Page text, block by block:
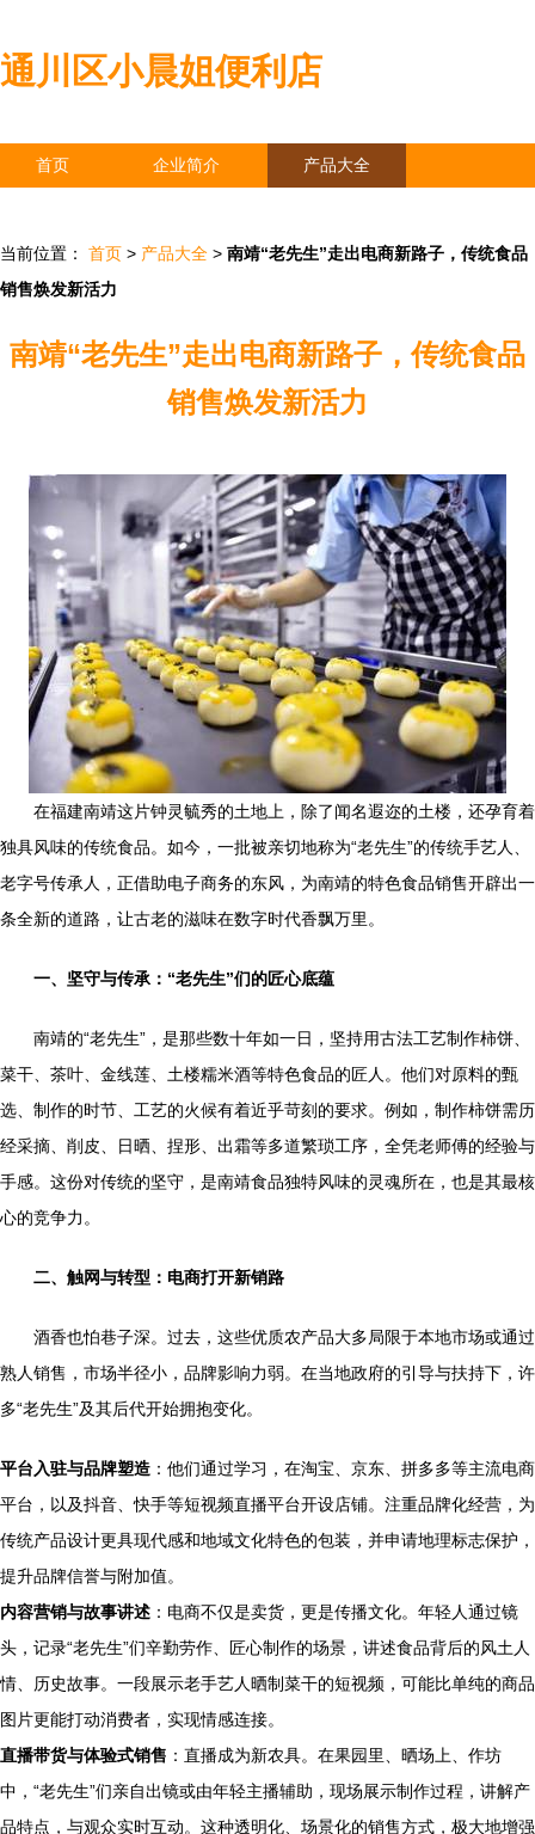
通川区小晨姐便利店
首页 企业简介 产品大全
当前位置： 首页 > 产品大全 > 南靖“老先生”走出电商新路子，传统食品
销售焕发新活力
南靖“老先生”走出电商新路子，传统食品
销售焕发新活力
在福建南靖这片钟灵毓秀的土地上，除了闻名遐迩的土楼，还孕育着
独具风味的传统食品。如今，一批被亲切地称为“老先生”的传统手艺人、
老字号传承人，正借助电子商务的东风，为南靖的特色食品销售开辟出一
条全新的道路，让古老的滋味在数字时代香飘万里。
一、坚守与传承：“老先生”们的匠心底蕴
南靖的“老先生”，是那些数十年如一日，坚持用古法工艺制作柿饼、
菜干、茶叶、金线莲、土楼糯米酒等特色食品的匠人。他们对原料的甄
选、制作的时节、工艺的火候有着近乎苛刻的要求。例如，制作柿饼需历
经采摘、削皮、日晒、捏形、出霜等多道繁琐工序，全凭老师傅的经验与
手感。这份对传统的坚守，是南靖食品独特风味的灵魂所在，也是其最核
心的竞争力。
二、触网与转型：电商打开新销路
酒香也怕巷子深。过去，这些优质农产品大多局限于本地市场或通过
熟人销售，市场半径小，品牌影响力弱。在当地政府的引导与扶持下，许
多“老先生”及其后代开始拥抱变化。
平台入驻与品牌塑造 ：他们通过学习，在淘宝、京东、拼多多等主流电商
平台，以及抖音、快手等短视频直播平台开设店铺。注重品牌化经营，为
传统产品设计更具现代感和地域文化特色的包装，并申请地理标志保护，
提升品牌信誉与附加值。
内容营销与故事讲述 ：电商不仅是卖货，更是传播文化。年轻人通过镜
头，记录“老先生”们辛勤劳作、匠心制作的场景，讲述食品背后的风土人
情、历史故事。一段展示老手艺人晒制菜干的短视频，可能比单纯的商品
图片更能打动消费者，实现情感连接。
直播带货与体验式销售 ：直播成为新农具。在果园里、晒场上、作坊
中，“老先生”们亲自出镜或由年轻主播辅助，现场展示制作过程，讲解产
品特点，与观众实时互动。这种透明化、场景化的销售方式，极大地增强